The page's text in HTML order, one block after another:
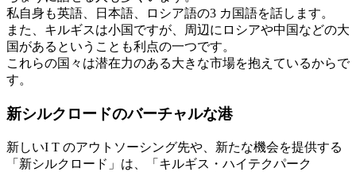
私自身も英語、日本語、ロシア語の3 カ国語を話します。
また、キルギスは小国ですが、周辺にロシアや中国などの大
国があるということも利点の一つです。
これらの国々は潜在力のある大きな市場を抱えているからで
す。
新シルクロードのバーチャルな港
新しいI T のアウトソーシング先や、新たな機会を提供する
「新シルクロード」は、「キルギス・ハイテクパーク